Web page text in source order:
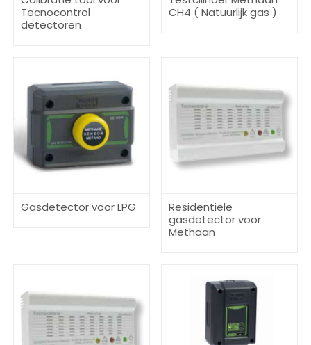
Tecnocontrol
detectoren
CH4 ( Natuurlijk gas )
Gasdetector voor LPG
Residentiële
gasdetector voor
Methaan